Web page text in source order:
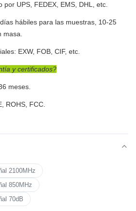
por UPS, FEDEX, EMS, DHL, etc.
hábiles para las muestras, 10-25
masa.
EXW, FOB, CIF, etc.
y certificados?
meses.
ROHS, FCC.
2100MHz
850MHz
70dB